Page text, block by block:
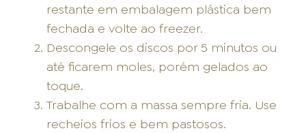
restante em embalagem plástica bem
fechada e volte ao freezer.
Descongele os discos por 5 minutos ou
até ficarem moles, porém gelados ao
toque.
Trabalhe com a massa sempre fria. Use
recheios frios e bem pastosos.